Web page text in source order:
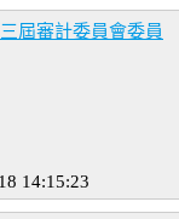
屆審計委員會委員
14:15:23